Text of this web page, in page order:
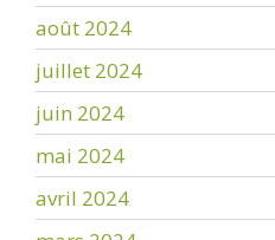
août 2024
juillet 2024
juin 2024
mai 2024
avril 2024